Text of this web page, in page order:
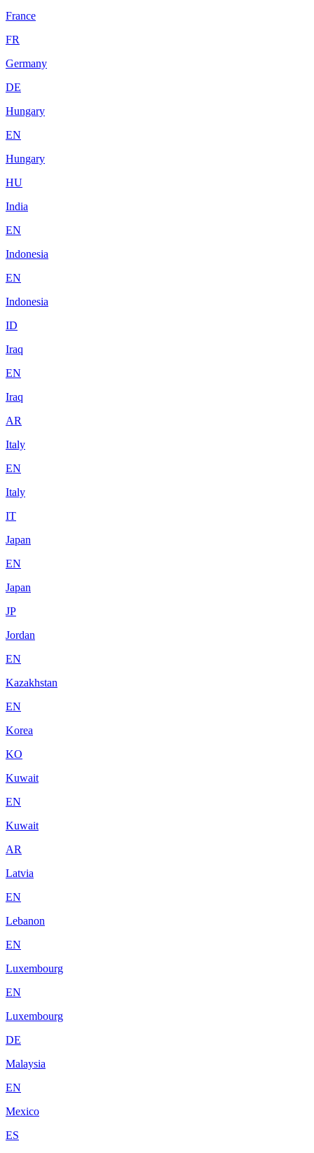
France
FR
Germany
DE
Hungary
EN
Hungary
HU
India
EN
Indonesia
EN
Indonesia
ID
Iraq
EN
Iraq
AR
Italy
EN
Italy
IT
Japan
EN
Japan
JP
Jordan
EN
Kazakhstan
EN
Korea
KO
Kuwait
EN
Kuwait
AR
Latvia
EN
Lebanon
EN
Luxembourg
EN
Luxembourg
DE
Malaysia
EN
Mexico
ES